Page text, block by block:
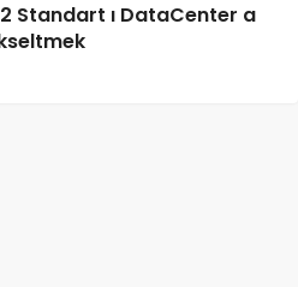
Standart ı DataCenter a